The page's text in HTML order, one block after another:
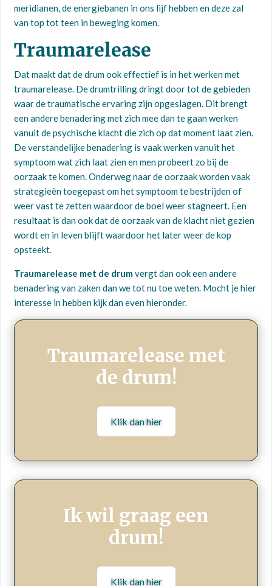
meridianen, de energiebanen in ons lijf hebben en deze zal
van top tot teen in beweging komen.
Traumarelease
Dat maakt dat de drum ook effectief is in het werken met
traumarelease. De drumtrilling dringt door tot de gebieden
waar de traumatische ervaring zijn opgeslagen. Dit brengt
een andere benadering met zich mee dan te gaan werken
vanuit de psychische klacht die zich op dat moment laat zien.
De verstandelijke benadering is vaak werken vanuit het
symptoom wat zich laat zien en men probeert zo bij de
oorzaak te komen. Onderweg naar de oorzaak worden vaak
strategieën toegepast om het symptoom te bestrijden of
weer vast te zetten waardoor de boel weer stagneert. Een
resultaat is dan ook dat de oorzaak van de klacht niet gezien
wordt en in leven blijft waardoor het later weer de kop
opsteekt.
Traumarelease met de drumvergt dan ook een andere
benadering van zaken dan we tot nu toe weten. Mocht je hier
interesse in hebben kijk dan even hieronder.
Traumarelease met
de drum!
Klik dan hier
Ik wil graag een
drum!
Klik dan hier